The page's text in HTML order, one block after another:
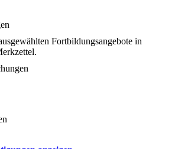
Fortbildungsangebote in